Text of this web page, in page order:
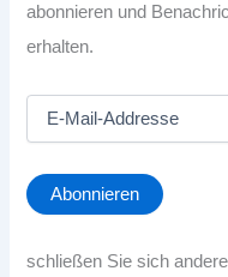
abonnieren und
erhalten.
a
i
Abonnieren
schließen Sie sich